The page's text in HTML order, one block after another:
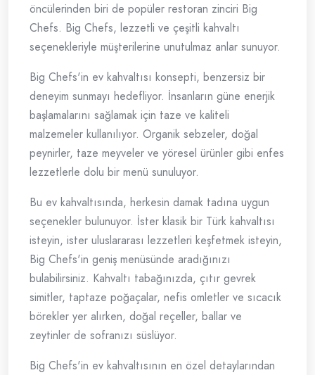
öncülerinden biri de popüler restoran zinciri Big
Chefs. Big Chefs, lezzetli ve çeşitli kahvaltı
seçenekleriyle müşterilerine unutulmaz anlar sunuyor.
Big Chefs'in ev kahvaltısı konsepti, benzersiz bir
deneyim sunmayı hedefliyor. İnsanların güne enerjik
başlamalarını sağlamak için taze ve kaliteli
malzemeler kullanılıyor. Organik sebzeler, doğal
peynirler, taze meyveler ve yöresel ürünler gibi enfes
lezzetlerle dolu bir menü sunuluyor.
Bu ev kahvaltısında, herkesin damak tadına uygun
seçenekler bulunuyor. İster klasik bir Türk kahvaltısı
isteyin, ister uluslararası lezzetleri keşfetmek isteyin,
Big Chefs'in geniş menüsünde aradığınızı
bulabilirsiniz. Kahvaltı tabağınızda, çıtır gevrek
simitler, taptaze poğaçalar, nefis omletler ve sıcacık
börekler yer alırken, doğal reçeller, ballar ve
zeytinler de sofranızı süslüyor.
Big Chefs'in ev kahvaltısının en özel detaylarından